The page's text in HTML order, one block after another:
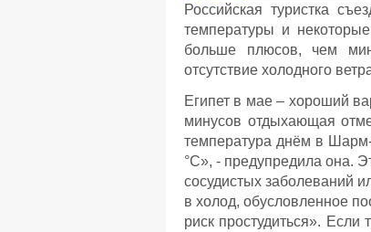
Российская туристка
температуры и
больше плюсов, чем
отсутствие холодного
Египет в мае – хороший
минусов отдыхающая
температура днём в
°С», - предупредила она.
сосудистых заболеваний
в холод, обусловленное
риск простудиться».